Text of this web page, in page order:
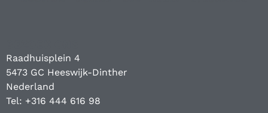
Raadhuisplein 4
5473 GC Heeswijk-Dinther
Nederland
Tel: +316 444 616 98